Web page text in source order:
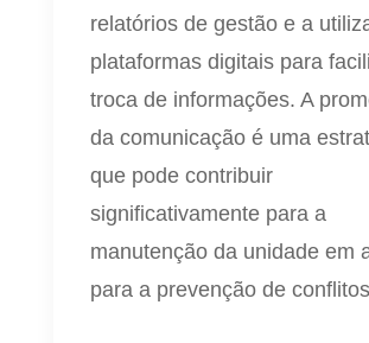
relatórios de gestão e a
plataformas digitais para
troca de informações. A
da comunicação é uma
que pode contribuir
significativamente para a
manutenção da unidade em
para a prevenção de